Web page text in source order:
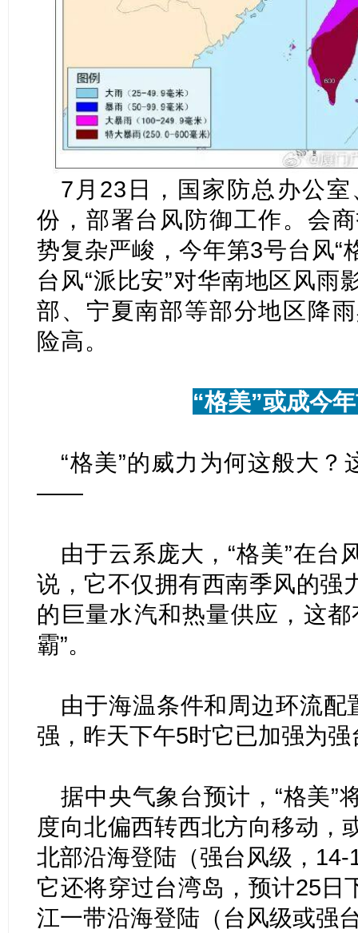
7月23日，国家防总办公
份，部署台风防御工作。会
势复杂严峻，今年第3号台风“
台风“派比安”对华南地区风雨
部、宁夏南部等部分地区降
险高。
“格美”或成今
“格美”的威力为何这般大？
——
由于云系庞大，“格美”在台
说，它不仅拥有西南季风的强
的巨量水汽和热量供应，这
霸”。
由于海温条件和周边环流配
强，昨天下午5时它已加强为强
据中央气象台预计，“格美”
度向北偏西转西北方向移动，
北部沿海登陆（强台风级，
它还将穿过台湾岛，预计25日
江一带沿海登陆（台风级或强